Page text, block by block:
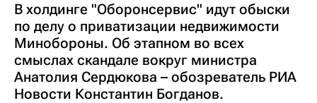
В холдинге "Оборонсервис" идут обыски
по делу о приватизации недвижимости
Минобороны. Об этапном во всех
смыслах скандале вокруг министра
Анатолия Сердюкова – обозреватель РИА
Новости Константин Богданов.